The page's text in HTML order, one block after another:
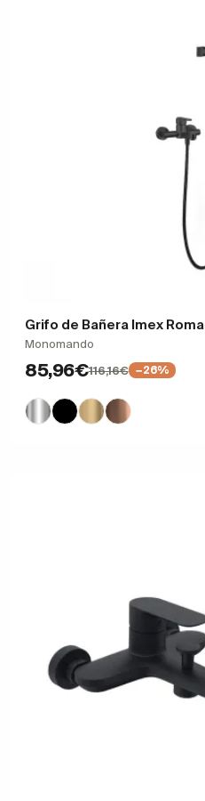
Grifo de Bañera Imex Roma
Monomando
85,96€116,16€ −26%